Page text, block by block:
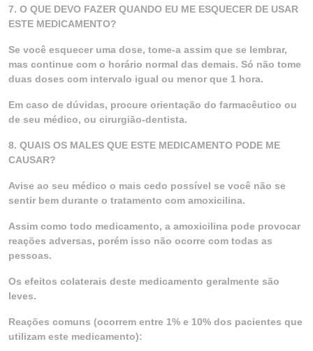
7. O QUE DEVO FAZER QUANDO EU ME ESQUECER DE USAR
ESTE MEDICAMENTO?
Se você esquecer uma dose, tome-a assim que se lembrar,
mas continue com o horário normal das demais. Só não tome
duas doses com intervalo igual ou menor que 1 hora.
Em caso de dúvidas, procure orientação do farmacêutico ou
de seu médico, ou cirurgião-dentista.
8. QUAIS OS MALES QUE ESTE MEDICAMENTO PODE ME
CAUSAR?
Avise ao seu médico o mais cedo possível se você não se
sentir bem durante o tratamento com amoxicilina.
Assim como todo medicamento, a amoxicilina pode provocar
reações adversas, porém isso não ocorre com todas as
pessoas.
Os efeitos colaterais deste medicamento geralmente são
leves.
Reações comuns (ocorrem entre 1% e 10% dos pacientes que
utilizam este medicamento):